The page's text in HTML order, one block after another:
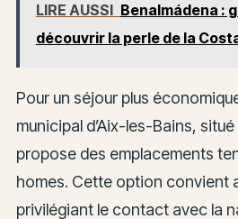
LIRE AUSSI Benalmádena :
découvrir la perle de la
Pour un séjour plus
municipal d’Aix-les-Bains,
propose des emplacements
homes. Cette option convient
privilégiant le contact avec la